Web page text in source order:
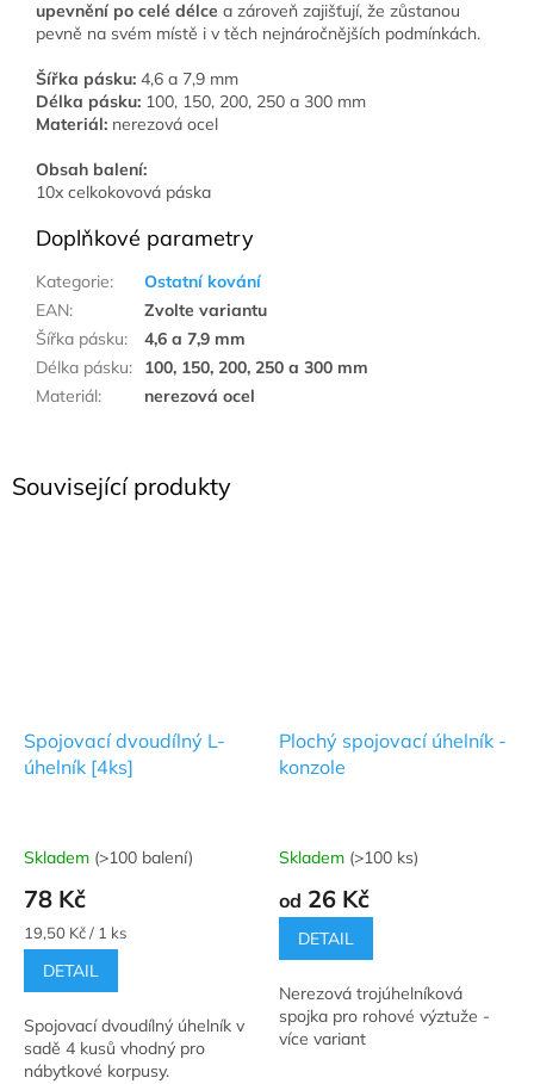
Související produkty
Spojovací dvoudílný L-
úhelník [4ks]
Průměrné
hodnocení
produktu
je
5,0
5
hvězdiček.
Skladem (>100 balení)
78 Kč
Měrná
cena:
19,50 Kč / 1 ks
DETAIL
Spojovací dvoudílný úhelník v
sadě 4 kusů vhodný pro
nábytkové korpusy.
Plochý spojovací úhelník -
konzole
Průměrné
produktu
5,0
5
hvězdiček.
Skladem (>100 ks)
od 26 Kč
DETAIL
Nerezová trojúhelníková
spojka pro rohové výztuže -
více variant
upevnění po celé délce a zároveň zajišťují, že zůstanou
pevně na svém místě i v těch nejnáročnějších podmínkách.
Šířka pásku: 4,6 a 7,9 mm
Délka pásku: 100, 150, 200, 250 a 300 mm
Materiál: nerezová ocel
Obsah balení:
10x celkokovová páska
Doplňkové parametry
Kategorie:
Ostatní kování
EAN:
Zvolte variantu
Šířka pásku:
4,6 a 7,9 mm
Délka pásku:
100, 150, 200, 250 a 300 mm
Materiál: nerezová ocel